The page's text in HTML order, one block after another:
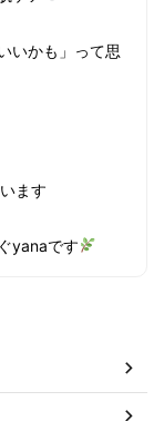
いかも」って思
ます
yanaです